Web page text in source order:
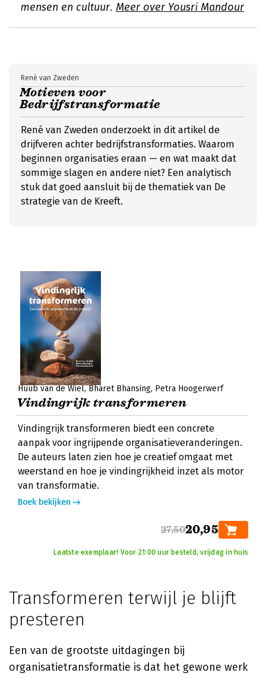
mensen en cultuur. Meer over Yousri Mandour
Motieven voor
Bedrijfstransformatie
René van Zweden
René van Zweden onderzoekt in dit artikel de
drijfveren achter bedrijfstransformaties. Waarom
beginnen organisaties eraan — en wat maakt dat
sommige slagen en andere niet? Een analytisch
stuk dat goed aansluit bij de thematiek van De
strategie van de Kreeft.
Huub van de Wiel Bharet Bhansing Petra Hoogerwerf
Vindingrijk transformeren
Vindingrijk transformeren biedt een concrete
aanpak voor ingrijpende organisatieveranderingen.
De auteurs laten zien hoe je creatief omgaat met
weerstand en hoe je vindingrijkheid inzet als motor
van transformatie.
Boek bekijken
27,5020,95
Laatste exemplaar! Voor 21:00 uur besteld, vrijdag in huis
Transformeren terwijl je blijft
presteren
Een van de grootste uitdagingen bij
organisatietransformatie is dat het gewone werk